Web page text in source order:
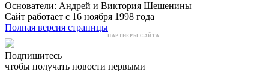
Основатели: Андрей и Виктория Шешенины
Сайт работает с 16 ноября 1998 года
Полная версия страницы
ПАРТНЕРЫ САЙТА:
Подпишитесь
чтобы получать новости первыми